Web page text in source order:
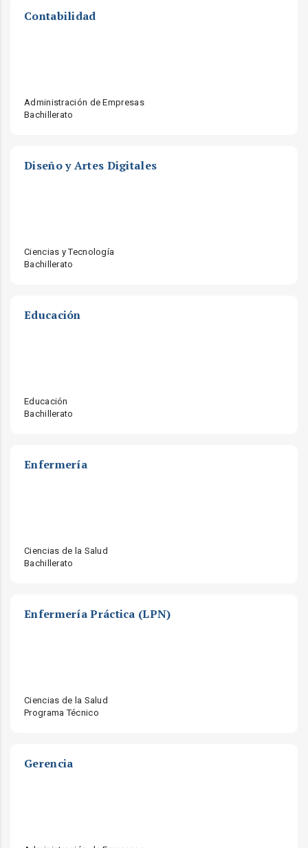
Contabilidad
Administración de Empresas
Bachillerato
Diseño y Artes Digitales
Ciencias y Tecnología
Bachillerato
Educación
Educación
Bachillerato
Enfermería
Ciencias de la Salud
Bachillerato
Enfermería Práctica (LPN)
Ciencias de la Salud
Programa Técnico
Gerencia